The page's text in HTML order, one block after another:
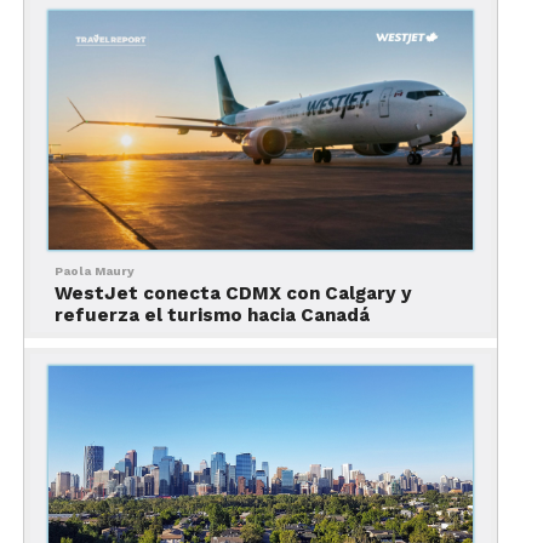
atracciones, comida y mucho más.
Puedes consultar su ubicación en el siguiente
mapa:
Paola Maury
WestJet conecta CDMX con Calgary y
refuerza el turismo hacia Canadá